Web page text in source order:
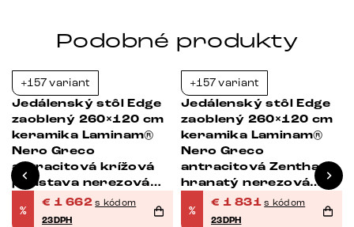
Podobné produkty
+157 variant
Jedálenský stôl Edge
zaoblený 260×120 cm
keramika Laminam®
Nero Greco
antracitová krížová
podstava nerezová
%
€ 1 662 s kódom
23DPH
+157 variant
Jedálenský stôl Edge
zaoblený 260×120 cm
keramika Laminam®
Nero Greco
antracitová Zenthara
hranatý nerezová
%
€ 1 831 s kódom
23DPH